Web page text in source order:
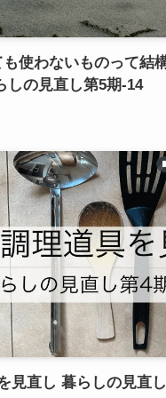
使わないものって結
しの見直し第5期-14
見直し 暮らしの見直